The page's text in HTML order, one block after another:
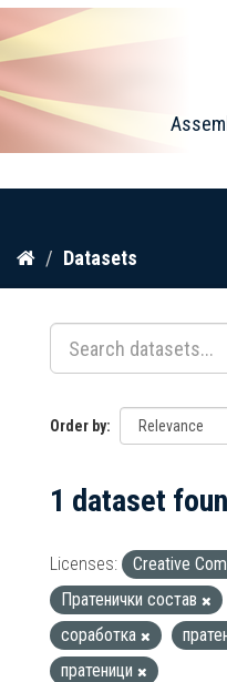
Skip
content
Datasets
Order by
1 dataset
Licenses: Creative
Пратенички состав
соработка
пратеници